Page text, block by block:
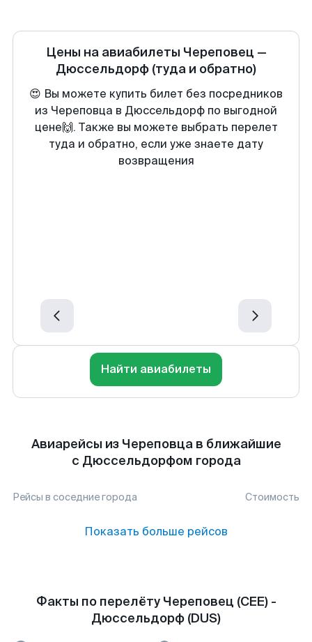
Цены на авиабилеты Череповец —
Дюссельдорф (туда и обратно)
😍 Вы можете купить билет без посредников
из Череповца в Дюссельдорф по выгодной
цене🙌. Также вы можете выбрать перелет
туда и обратно, если уже знаете дату
возвращения
Найти авиабилеты
Авиарейсы из Череповца в ближайшие
с Дюссельдорфом города
Рейсы в соседние города Стоимость
Показать больше рейсов
Факты по перелёту Череповец (CEE) -
Дюссельдорф (DUS)